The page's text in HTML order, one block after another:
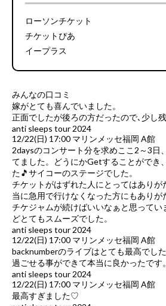
ローソンチケット
チケットぴあ
イープラス
みんなの口コミ
嫁がとても喜んでいました。
正面でしたが後ろの方だったので､少し残
anti sleeps tour 2024
12/22(日) 17:00 マリンメッセ福岡 A館
2daysのコンサート分を求めここ2～3日
てました。どうにかGetすることができ
た🎵サイコーのステージでした。
チケットがはずれた人にとってはありが
当に急用で行けなくなった方にもありが
チケジャムが続けばいいなぁと思ってい
どとてもスムーズでした。
anti sleeps tour 2024
12/22(日) 17:00 マリンメッセ福岡 A館
backnumberのライブはとても最高でし
過ごせる事ができて本当に良かったです。
anti sleeps tour 2024
12/22(日) 17:00 マリンメッセ福岡 A館
最高すぎました♡